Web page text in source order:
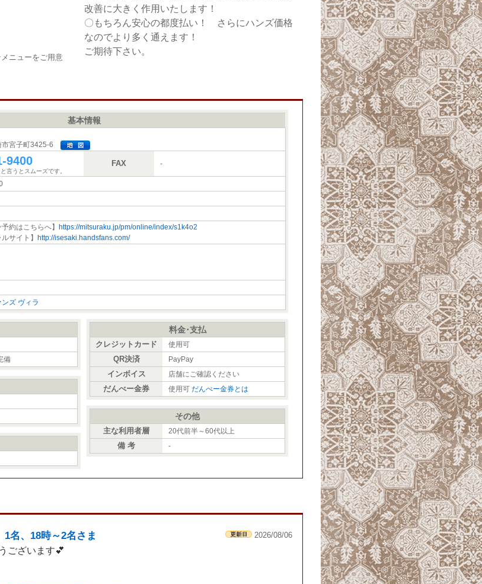
改善に大きく作用いたします！
〇もちろん安心の都度払い！ さらにハンズ価格
なのでより多く通えます！
ご期待下さい。
ニューをご用意
基本情報
市宮子町3425-6
9400
言うとスムーズです。
FAX -
予約はこちらへ】 https://mitsuraku.jp/pm/online/index/s1k4o2
サイト】 http://isesaki.handsfans.com/
ズ ヴィラ
備
料金･支払
クレジットカード 使用可
QR決済 PayPay
インボイス 店舗にご確認ください
だんべー金券 使用可 だんべー金券とは
その他
主な利用者層 20代前半～60代以上
備 考 -
名、18時～2名さま 2026/08/06
ございます💕